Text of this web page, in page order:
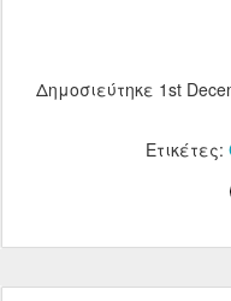
Δημοσιεύτηκε 1st
Ετικέτες: